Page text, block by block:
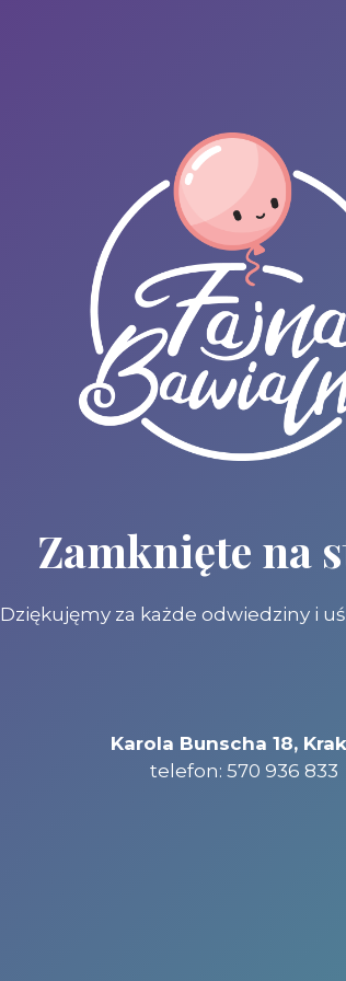
Zamknięte na
Dziękujęmy za każde odwiedziny i
Karola Bunscha 18,
telefon: 570 936 833